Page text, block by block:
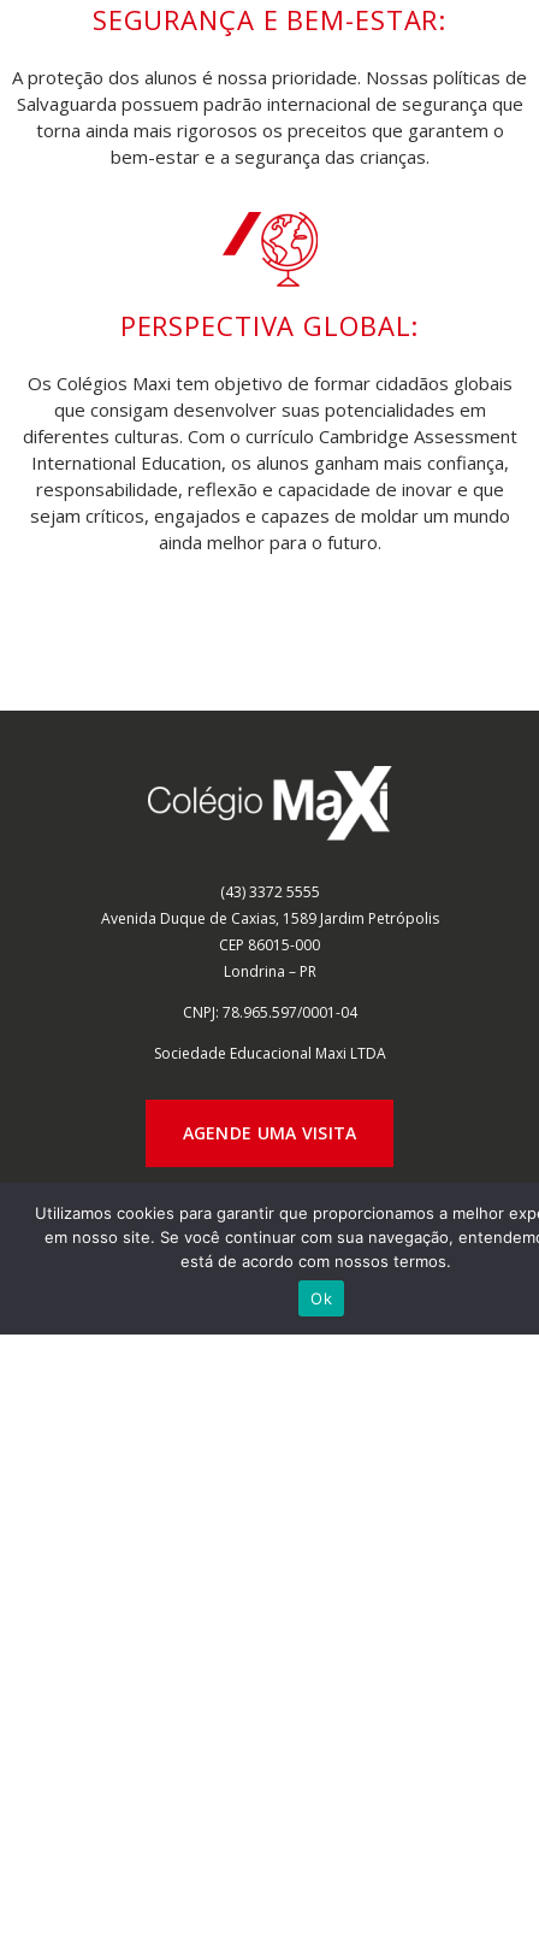
SEGURANÇA E BEM-ESTAR:
A proteção dos alunos é nossa prioridade. Nossas políticas de
Salvaguarda possuem padrão internacional de segurança que
torna ainda mais rigorosos os preceitos que garantem o
bem-estar e a segurança das crianças.
PERSPECTIVA GLOBAL:
Os Colégios Maxi tem objetivo de formar cidadãos globais
que consigam desenvolver suas potencialidades em
diferentes culturas. Com o currículo Cambridge Assessment
International Education, os alunos ganham mais confiança,
responsabilidade, reflexão e capacidade de inovar e que
sejam críticos, engajados e capazes de moldar um mundo
ainda melhor para o futuro.
(43) 3372 5555
Avenida Duque de Caxias, 1589 Jardim Petrópolis
CEP 86015-000
Londrina – PR
CNPJ: 78.965.597/0001-04
Sociedade Educacional Maxi LTDA
AGENDE UMA VISITA
MAIS INFORMAÇÕES
Utilizamos cookies para garantir que proporcionamos a melhor
em nosso site. Se você continuar com sua navegação,
está de acordo com nossos termos.
Ok